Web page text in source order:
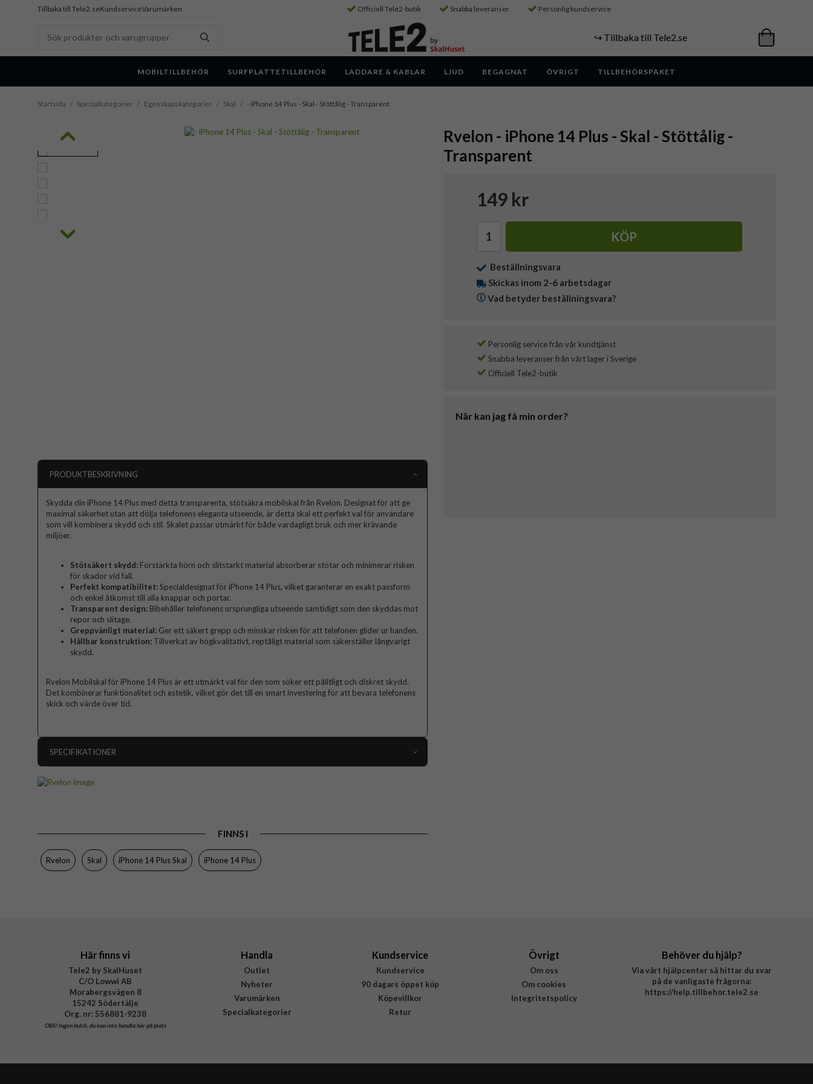
Tillbaka till Tele2.seKundserviceVarumärken Officiell Tele2-butik Snabba leveranser Personlig kundservice
↪️ Tillbaka till Tele2.se
MOBILTILLBEHÖR SURFPLATTETILLBEHÖR LADDARE & KABLAR LJUD BEGAGNAT ÖVRIGT TILLBEHÖRSPAKET
Startsida / Specialkategorier / Egenskapskategorier / Skal / - iPhone 14 Plus - Skal - Stöttålig - Transparent
Rvelon - iPhone 14 Plus - Skal - Stöttålig -
Transparent
149 kr
KÖP
Beställningsvara
Skickas inom 2-6 arbetsdagar
Vad betyder beställningsvara?
Personlig service från vår kundtjänst
Snabba leveranser från vårt lager i Sverige
Officiell Tele2-butik
När kan jag få min order?
PRODUKTBESKRIVNING
Skydda din iPhone 14 Plus med detta transparenta, stötsäkra mobilskal från Rvelon. Designat för att ge
maximal säkerhet utan att dölja telefonens eleganta utseende, är detta skal ett perfekt val för användare
som vill kombinera skydd och stil. Skalet passar utmärkt för både vardagligt bruk och mer krävande
miljöer.
Stötsäkert skydd: Förstärkta hörn och slitstarkt material absorberar stötar och minimerar risken
för skador vid fall.
Perfekt kompatibilitet:Specialdesignat för iPhone 14 Plus, vilket garanterar en exakt passform
och enkel åtkomst till alla knappar och portar.
Transparent design: Bibehåller telefonens ursprungliga utseende samtidigt som den skyddas mot
repor och slitage.
Greppvänligt material: Ger ett säkert grepp och minskar risken för att telefonen glider ur handen.
Hållbar konstruktion: Tillverkat av högkvalitativt, reptåligt material som säkerställer långvarigt
skydd.
Rvelon Mobilskal för iPhone 14 Plus är ett utmärkt val för den som söker ett pålitligt och diskret skydd.
Det kombinerar funktionalitet och estetik, vilket gör det till en smart investering för att bevara telefonens
skick och värde över tid.
SPECIFIKATIONER
Egenskaper
MagSafe-kompatibel, Stöttålig
Färg
Material
FINNS I
Rvelon Skal iPhone 14 Plus Skal iPhone 14 Plus
Här finns vi
Tele2 by SkalHuset
C/O Lowwi AB
Morabergsvägen 8
15242 Södertälje
Org. nr: 556881-9238
OBS!Ingen butik, du kan inte handla här på plats
Handla
Outlet
Nyheter
Varumärken
Specialkategorier
Kundservice
Kundservice
90 dagars öppet köp
Köpevillkor
Retur
Övrigt
Om oss
Om cookies
Integritetspolicy
Behöver du hjälp?
Via vårt hjälpcenter så hittar du svar
på de vanligaste frågorna:
https://help.tillbehor.tele2.se